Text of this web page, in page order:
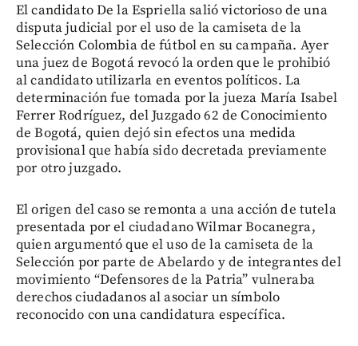
El candidato De la Espriella salió victorioso de una
disputa judicial por el uso de la camiseta de la
Selección Colombia de fútbol en su campaña. Ayer
una juez de Bogotá revocó la orden que le prohibió
al candidato utilizarla en eventos políticos. La
determinación fue tomada por la jueza María Isabel
Ferrer Rodríguez, del Juzgado 62 de Conocimiento
de Bogotá, quien dejó sin efectos una medida
provisional que había sido decretada previamente
por otro juzgado.
El origen del caso se remonta a una acción de tutela
presentada por el ciudadano Wilmar Bocanegra,
quien argumentó que el uso de la camiseta de la
Selección por parte de Abelardo y de integrantes del
movimiento “Defensores de la Patria” vulneraba
derechos ciudadanos al asociar un símbolo
reconocido con una candidatura específica.